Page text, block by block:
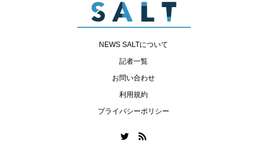
NEWS SALTについて
記者一覧
お問い合わせ
利用規約
プライバシーポリシー